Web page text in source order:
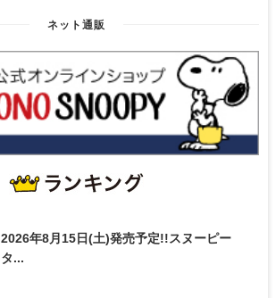
ネット通販
2026年8月15日(土)発売予定!!スヌーピー
タ...